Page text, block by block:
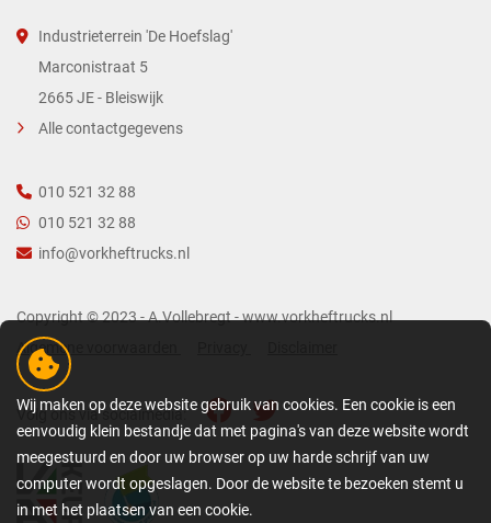
Industrieterrein 'De Hoefslag'
Marconistraat 5
2665 JE - Bleiswijk
Alle contactgegevens
010 521 32 88
010 521 32 88
info@vorkheftrucks.nl
Copyright © 2023 - A.Vollebregt - www.vorkheftrucks.nl
Algemene voorwaarden
Volg ons via socialmedia:
Wij maken op deze website gebruik van cookies. Een cookie is een
eenvoudig klein bestandje dat met pagina's van deze website wordt
meegestuurd en door uw browser op uw harde schrijf van uw
computer wordt opgeslagen. Door de website te bezoeken stemt u
in met het plaatsen van een cookie.